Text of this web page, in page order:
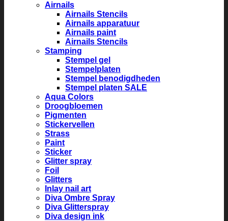
Airnails
Airnails Stencils
Airnails apparatuur
Airnails paint
Airnails Stencils
Stamping
Stempel gel
Stempelplaten
Stempel benodigdheden
Stempel platen SALE
Aqua Colors
Droogbloemen
Pigmenten
Stickervellen
Strass
Paint
Sticker
Glitter spray
Foil
Glitters
Inlay nail art
Diva Ombre Spray
Diva Glitterspray
Diva design ink